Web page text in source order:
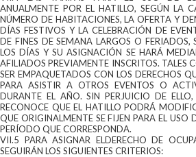
ANUALMENTE POR EL HATILLO, SEGÚN LA
NÚMERO DE HABITACIONES, LA OFERTA Y
DÍAS FESTIVOS Y LA CELEBRACIÓN DE
DE FINES DE SEMANA LARGOS O FERIADOS,
LOS DÍAS Y SU ASIGNACIÓN SE HARÁ
AFILIADOS PREVIAMENTE INSCRITOS. TALES
SER EMPAQUETADOS CON LOS DERECHOS
PARA ASISTIR A OTROS EVENTOS O
DURANTE EL AÑO. SIN PERJUICIO DE
RECONOCE QUE EL HATILLO PODRÁ
QUE ORIGINALMENTE SE FIJEN PARA EL USO
PERÍODO QUE CORRESPONDA.
VII.5 PARA ASIGNAR ELDERECHO DE
SEGUIRÁN LOS SIGUIENTES CRITERIOS: